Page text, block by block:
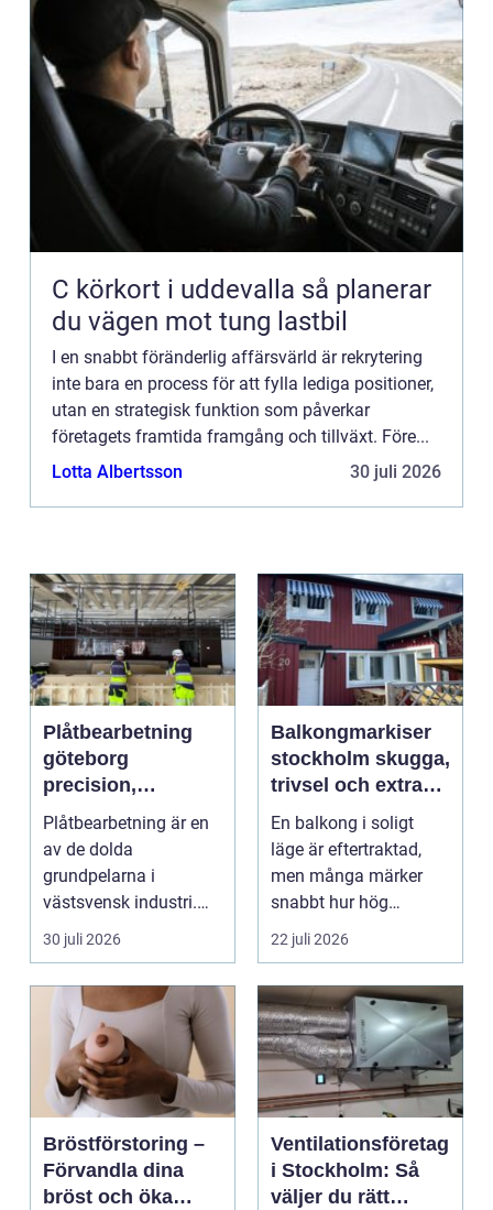
C körkort i uddevalla så planerar
du vägen mot tung lastbil
I en snabbt föränderlig affärsvärld är rekrytering
inte bara en process för att fylla lediga positioner,
utan en strategisk funktion som påverkar
företagets framtida framgång och tillväxt. Före...
Lotta Albertsson
30 juli 2026
Plåtbearbetning
göteborg
precision,
hållbarhet och
smarta lösningar
Plåtbearbetning är en
av de dolda
grundpelarna i
västsvensk industri.
Allt från marina
anläggningar ...
30 juli 2026
Balkongmarkiser
stockholm skugga,
trivsel och extra
rum utomhus
En balkong i soligt
läge är eftertraktad,
men många märker
snabbt hur hög
värmen kan bli under
somma...
22 juli 2026
Bröstförstoring –
Förvandla dina
bröst och öka
Ventilationsföretag
i Stockholm: Så
väljer du rätt